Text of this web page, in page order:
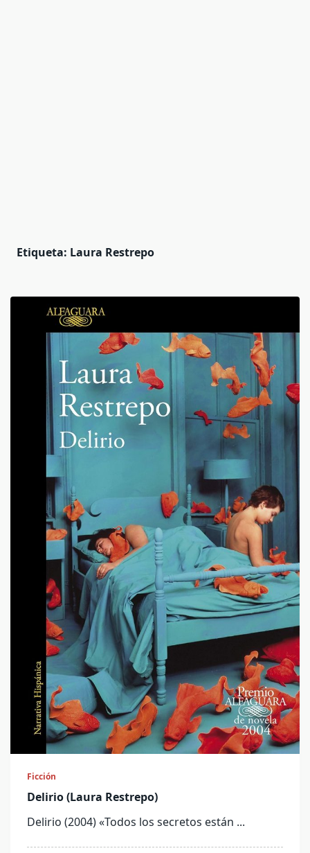
Etiqueta: Laura Restrepo
Ficción
Delirio (Laura Restrepo)
Delirio (2004) «Todos los secretos están ...